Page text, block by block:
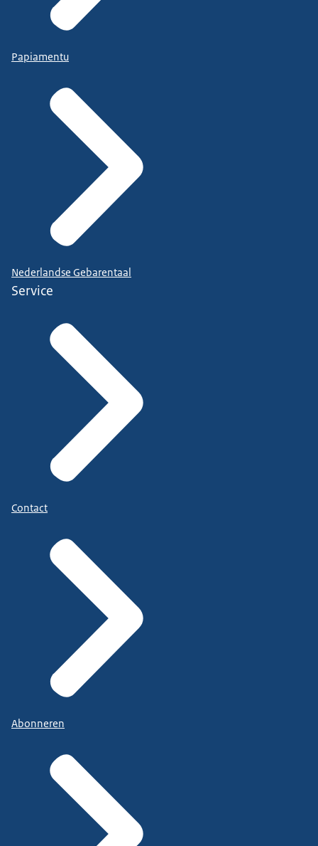
Papiamentu
Nederlandse Gebarentaal
Service
Contact
Abonneren